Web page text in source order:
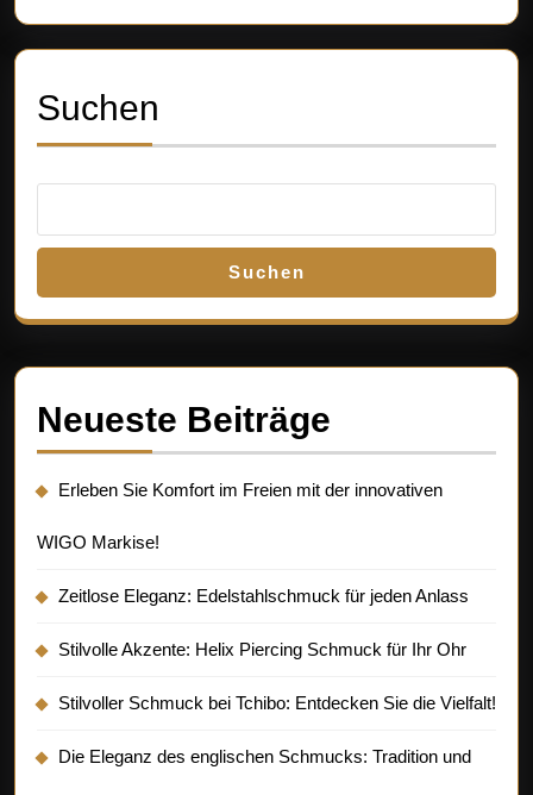
Suchen
Suchen
Neueste Beiträge
Erleben Sie Komfort im Freien mit der innovativen
WIGO Markise!
Zeitlose Eleganz: Edelstahlschmuck für jeden Anlass
Stilvolle Akzente: Helix Piercing Schmuck für Ihr Ohr
Stilvoller Schmuck bei Tchibo: Entdecken Sie die Vielfalt!
Die Eleganz des englischen Schmucks: Tradition und